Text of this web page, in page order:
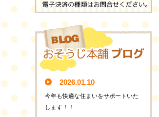
2026.01.10
今年も快適な住まいをサポートいた
します！！